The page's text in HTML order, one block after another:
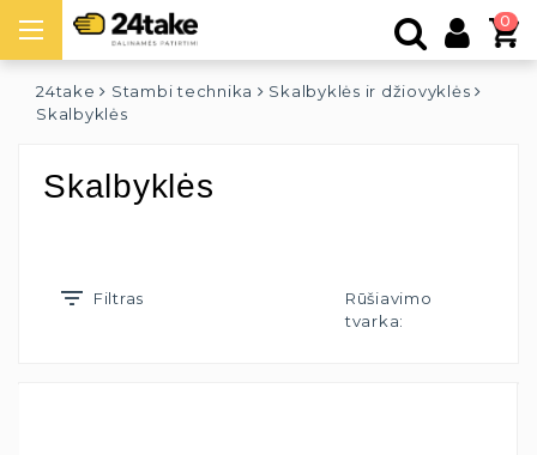
0
24take Stambi technika
Skalbyklės ir džiovyklės
Skalbyklės
Skalbyklės
Filtras
Rūšiavimo
tvarka: